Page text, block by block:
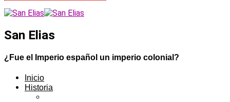
San Elias
¿Fue el Imperio español un imperio colonial?
Inicio
Historia